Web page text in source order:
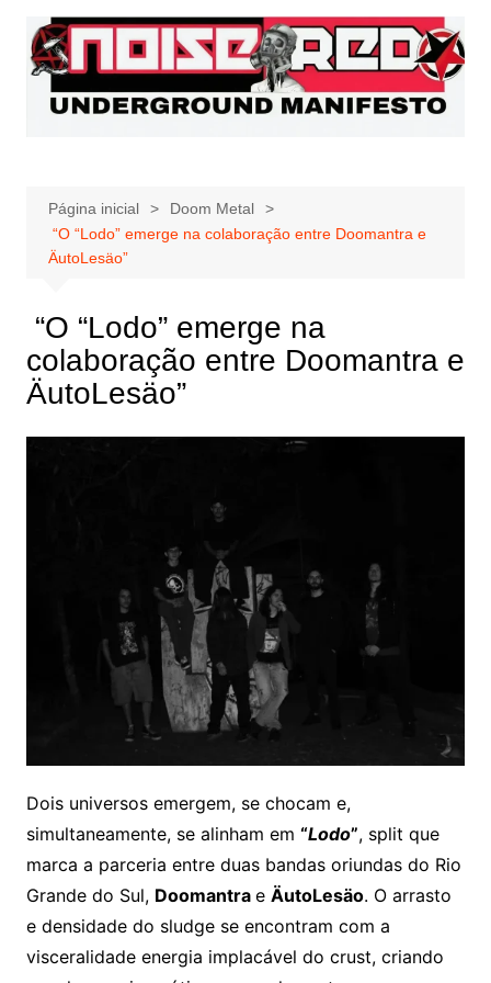
para
conteúdo
Página inicial
Doom Metal
“O “Lodo” emerge na colaboração entre Doomantra e
ÄutoLesäo”
“O “Lodo” emerge na
colaboração entre Doomantra e
ÄutoLesäo”
Dois universos emergem, se chocam e,
simultaneamente, se alinham em “Lodo”, split que
marca a parceria entre duas bandas oriundas do Rio
Grande do Sul, Doomantra e ÄutoLesäo. O arrasto
e densidade do sludge se encontram com a
visceralidade energia implacável do crust, criando